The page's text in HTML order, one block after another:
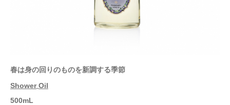
春は身の回りのものを新調する季節
Shower Oil
500mL